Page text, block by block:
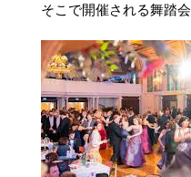
そこで開催される舞踏